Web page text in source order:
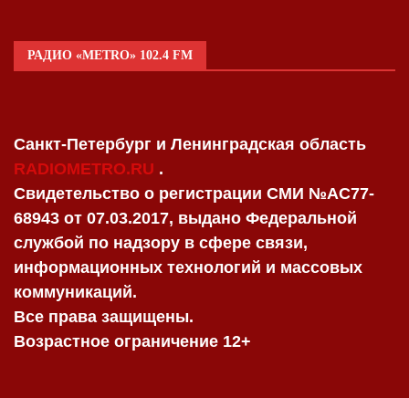
РАДИО «METRO» 102.4 FM
Санкт-Петербург и Ленинградская область
RADIOMETRO.RU .
Свидетельство о регистрации СМИ №AC77-
68943 от 07.03.2017, выдано Федеральной
службой по надзору в сфере связи,
информационных технологий и массовых
коммуникаций.
Все права защищены.
Возрастное ограничение 12+